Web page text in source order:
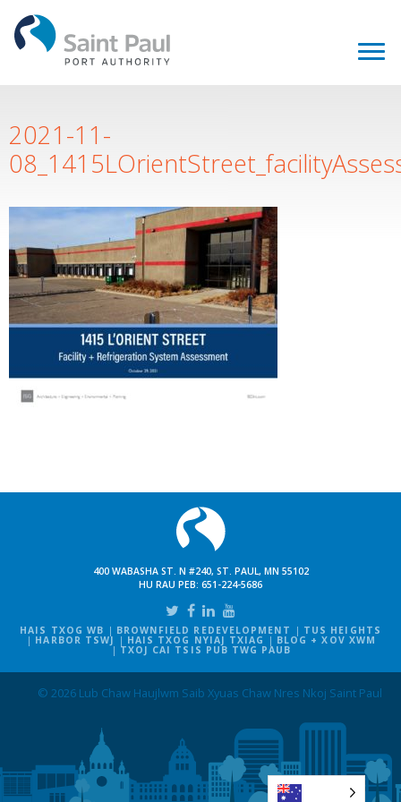
2021-11-
400 WABASHA ST. N #240, ST. PAUL, MN 55102
HU RAU PEB: 651-224-5686
HAIS TXOG WB BROWNFIELD REDEVELOPMENT TUS HEIGHTS
HARBOR TSWJ HAIS TXOG NYIAJ TXIAG BLOG + XOV XWM
TXOJ CAI TSIS PUB TWG PAUB
© 2026 Lub Chaw Haujlwm Saib Xyuas Chaw Nres Nkoj Saint Paul